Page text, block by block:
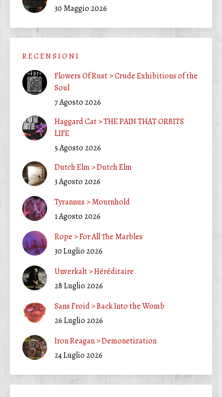
30 Maggio 2026
R E C E N S I O N I
Flowers Of Rust > Crude Exhibitions of the
Soul
7 Agosto 2026
Haggard Cat > THE PAIN THAT ORBITS
LIFE
5 Agosto 2026
Dutch Elm > Dutch Elm
3 Agosto 2026
Tyrannus > Mournhold
1 Agosto 2026
Rope > For All The Marbles
30 Luglio 2026
Unverkalt > Héréditaire
28 Luglio 2026
Sans Froid > Back Into the Womb
26 Luglio 2026
Iron Reagan > Demonetization
24 Luglio 2026